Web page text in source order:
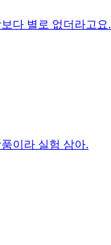
다 별로 없더라고요.
이라 실험 삼아.